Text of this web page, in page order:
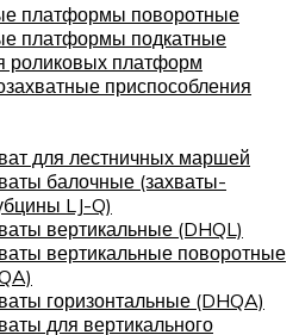
платформы поворотные
платформы подкатные
роликовых платформ
приспособления
для лестничных маршей
балочные (захваты-
LJ-Q)
вертикальные (DHQL)
вертикальные поворотные
горизонтальные (DHQA)
для вертикального